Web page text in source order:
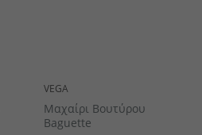
VEGA
Μαχαίρι Βουτύρου
Baguette